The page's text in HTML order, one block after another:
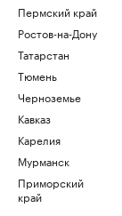
Пермский край
Ростов-на-Дону
Татарстан
Тюмень
Черноземье
Кавказ
Карелия
Мурманск
Приморский
край